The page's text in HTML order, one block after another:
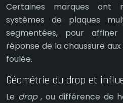
Certaines marques ont
systèmes de plaques
segmentées, pour
réponse de la chaussure
foulée.
Géométrie du drop et
Le drop, ou différence de